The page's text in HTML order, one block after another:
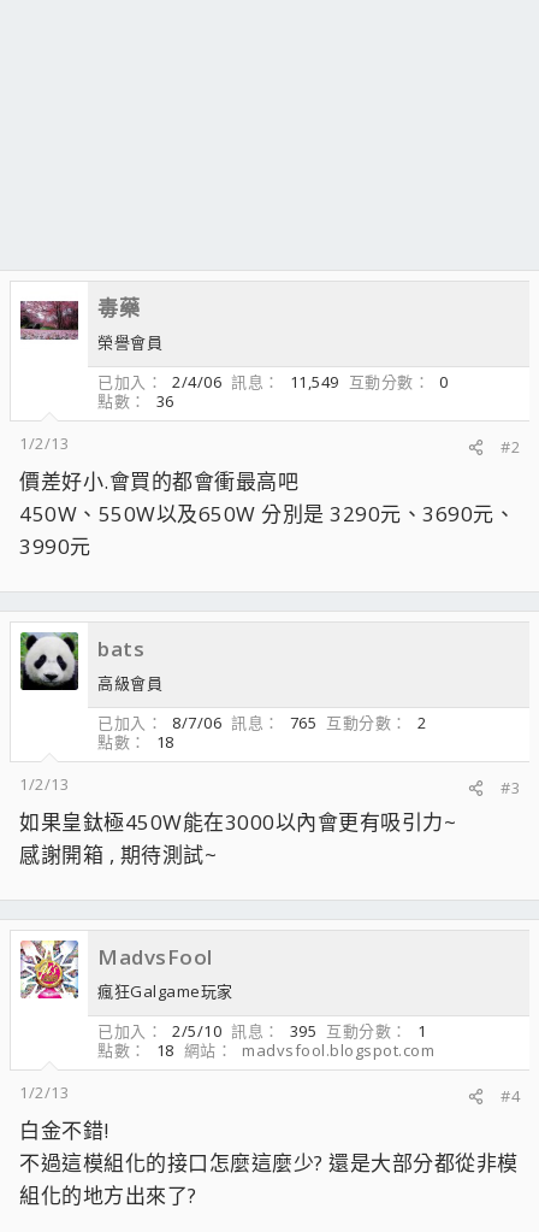
毒藥
榮譽會員
已加入
2/4/06 訊息 11,549 互動分數
0
點數
36
1/2/13
#2
價差好小.會買的都會衝最高吧
450W、550W以及650W 分別是 3290元、3690元、
3990元
bats
高級會員
已加入
8/7/06 訊息 765 互動分數
2
點數
18
1/2/13
#3
如果皇鈦極450W能在3000以內會更有吸引力~
感謝開箱 , 期待測試~
MadvsFool
瘋狂Galgame玩家
已加入
2/5/10 訊息 395 互動分數
1
點數
18 網站
madvsfool.blogspot.com
1/2/13
#4
白金不錯!
不過這模組化的接口怎麼這麼少? 還是大部分都從非模
組化的地方出來了?